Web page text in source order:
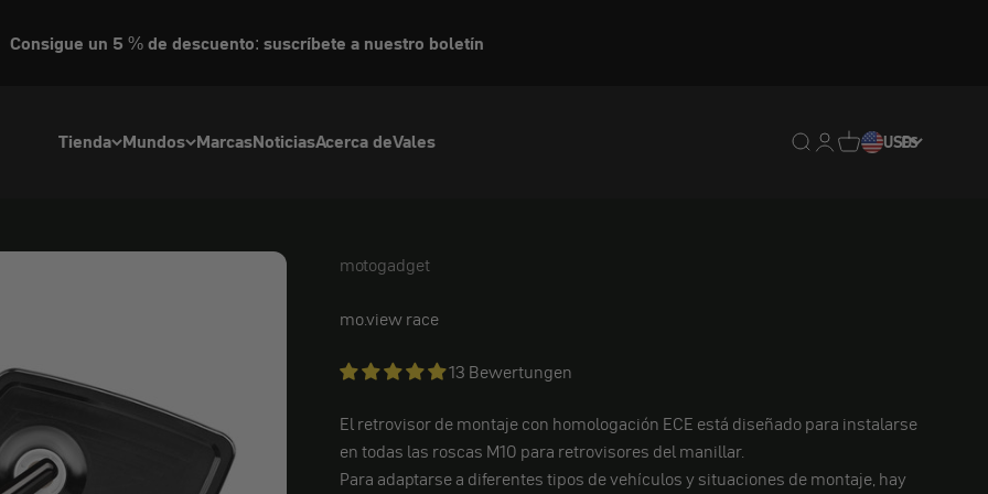
Consigue un 5 % de descuento: suscríbete a nuestro boletín
Tienda Mundos MarcasNoticiasAcerca deVales Traducción pendiente:
Traducción
Traducción
USDES
motogadget
motogadget
mo.view race
13 Bewertungen
El retrovisor de montaje con homologación ECE está diseñado para instalarse
en todas las roscas M10 para retrovisores del manillar.
Para adaptarse a diferentes tipos de vehículos y situaciones de montaje, hay